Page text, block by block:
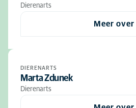
Dierenarts
Meer over
DIERENARTS
Marta Zdunek
Dierenarts